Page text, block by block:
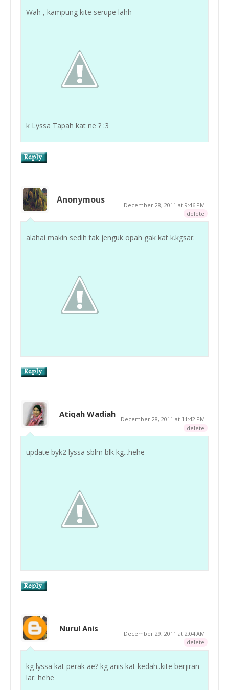
Wah , kampung kite serupe lahh
k Lyssa Tapah kat ne ? :3
Anonymous
December 28, 2011 at 9:46 PM
delete
alahai makin sedih tak jenguk opah gak kat k.kgsar.
Atiqah Wadiah
December 28, 2011 at 11:42 PM
delete
update byk2 lyssa sblm blk kg...hehe
Nurul Anis
December 29, 2011 at 2:04 AM
delete
kg lyssa kat perak ae? kg anis kat kedah..kite berjiran
lar. hehe